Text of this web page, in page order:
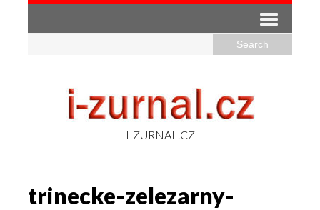
I-ZURNAL.CZ
trinecke-zelezarny-